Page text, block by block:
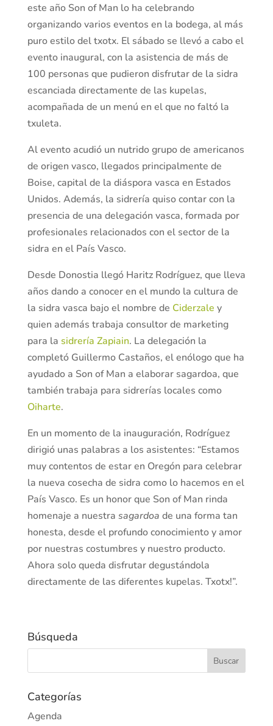
este año Son of Man lo ha celebrando
organizando varios eventos en la bodega, al más
puro estilo del txotx. El sábado se llevó a cabo el
evento inaugural, con la asistencia de más de
100 personas que pudieron disfrutar de la sidra
escanciada directamente de las kupelas,
acompañada de un menú en el que no faltó la
txuleta.
Al evento acudió un nutrido grupo de americanos
de origen vasco, llegados principalmente de
Boise, capital de la diáspora vasca en Estados
Unidos. Además, la sidrería quiso contar con la
presencia de una delegación vasca, formada por
profesionales relacionados con el sector de la
sidra en el País Vasco.
Desde Donostia llegó Haritz Rodríguez, que lleva
años dando a conocer en el mundo la cultura de
la sidra vasca bajo el nombre de Ciderzale y
quien además trabaja consultor de marketing
para la sidrería Zapiain. La delegación la
completó Guillermo Castaños, el enólogo que ha
ayudado a Son of Man a elaborar sagardoa, que
también trabaja para sidrerías locales como
Oiharte.
En un momento de la inauguración, Rodríguez
dirigió unas palabras a los asistentes: “Estamos
muy contentos de estar en Oregón para celebrar
la nueva cosecha de sidra como lo hacemos en el
País Vasco. Es un honor que Son of Man rinda
homenaje a nuestra sagardoa de una forma tan
honesta, desde el profundo conocimiento y amor
por nuestras costumbres y nuestro producto.
Ahora solo queda disfrutar degustándola
directamente de las diferentes kupelas. Txotx!”.
Búsqueda
Categorías
Agenda